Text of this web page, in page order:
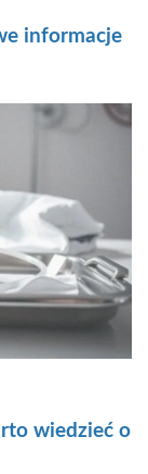
informacje
wiedzieć o